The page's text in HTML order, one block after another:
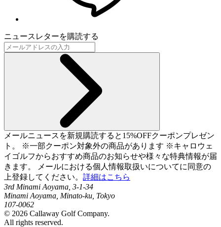
ニュースレターを購読する
メールニュースを新規購読すると15%OFFクーポンプレゼン
ト。 ※一部クーポン対象外の商品があります ※キャロウェ
イゴルフからおすすめ商品のお知らせや様々な特典情報が届
きます。 メールにおける個人情報取扱いについてに同意の
上登録してください。 詳細はこちら
3rd Minami Aoyama, 3-1-34
Minami Aoyama, Minato-ku, Tokyo
107-0062
© 2026 Callaway Golf Company.
All rights reserved.